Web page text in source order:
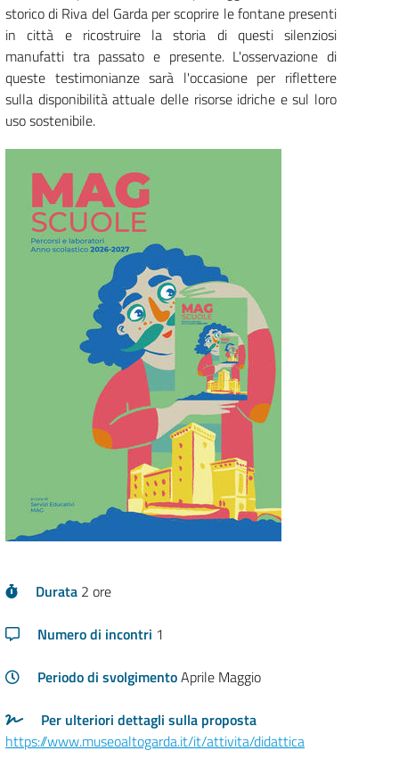
storico di Riva del Garda per scoprire le fontane presenti
in città e ricostruire la storia di questi silenziosi
manufatti tra passato e presente. L'osservazione di
queste testimonianze sarà l'occasione per riflettere
sulla disponibilità attuale delle risorse idriche e sul loro
uso sostenibile.
Durata 2 ore
Numero di incontri 1
Periodo di svolgimento
Per ulteriori dettagli sulla proposta
https://www.museoaltogarda.it/it/attivita/didattica